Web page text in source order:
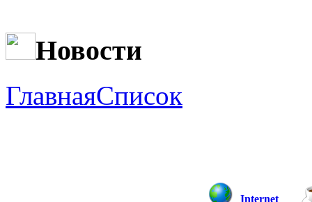
Новости
ГлавнаяСписок
Internet